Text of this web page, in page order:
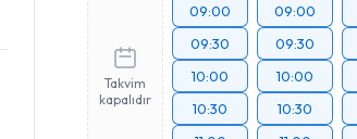
Takvim
kapalıdır
09:00
09:30
10:00
10:30
09:00
09:30
10:00
10:30